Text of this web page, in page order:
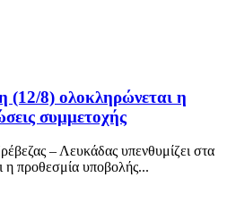
8) ολοκληρώνεται η
συμμετοχής
– Λευκάδας υπενθυμίζει στα
η προθεσμία υποβολής...